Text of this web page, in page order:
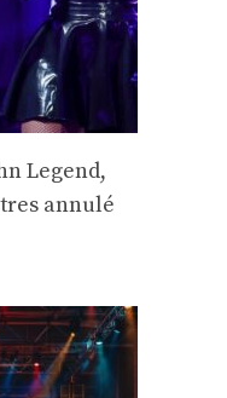
Legend,
annulé